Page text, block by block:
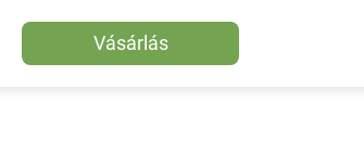
Vásárlás